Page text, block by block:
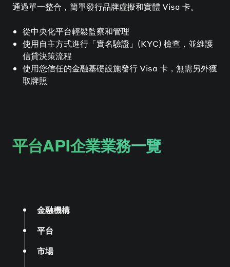
通過單一整合，簡單發行品牌虛擬和實體 Visa 卡。
從中央化平台輕鬆監察和管理
使用自主方式進行「實名驗證」(KYC) 檢查，並維護
信貸決策流程
使用您信任的金融基礎設施發行 Visa 卡，無需另外獲
取牌照
平台API企業業務一覽
金融機構
平台
市場